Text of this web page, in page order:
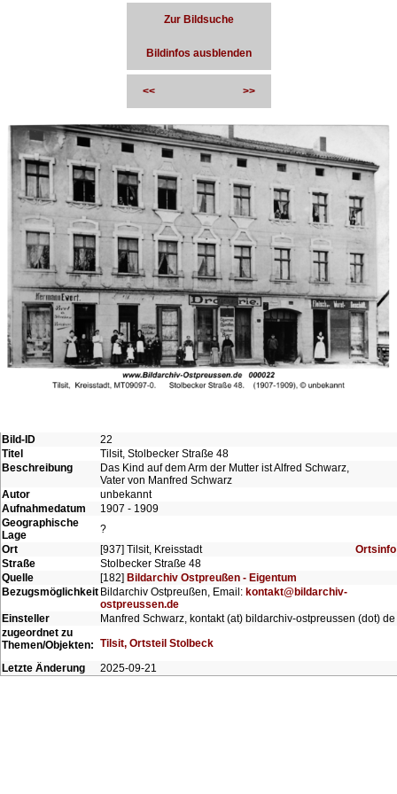
Zur Bildsuche
Bildinfos ausblenden
<< >>
Bild-ID
22
Titel
Tilsit, Stolbecker Straße 48
Beschreibung
Das Kind auf dem Arm der Mutter ist Alfred Schwarz,
Vater von Manfred Schwarz
Autor
unbekannt
Aufnahmedatum
1907 - 1909
Geographische
Lage
?
Ort
[937] Tilsit, Kreisstadt
Ortsinfo
Straße
Stolbecker Straße 48
Quelle
[182] Bildarchiv Ostpreußen - Eigentum
Bezugsmöglichkeit Bildarchiv Ostpreußen, Email: kontakt@bildarchiv-
ostpreussen.de
Einsteller
Manfred Schwarz, kontakt (at) bildarchiv-ostpreussen (dot) de
zugeordnet zu
Themen/Objekten: Tilsit, Ortsteil Stolbeck
Letzte Änderung
2025-09-21